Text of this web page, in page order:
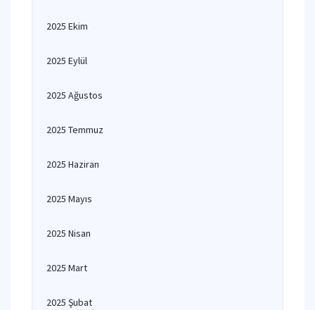
2025 Ekim
2025 Eylül
2025 Ağustos
2025 Temmuz
2025 Haziran
2025 Mayıs
2025 Nisan
2025 Mart
2025 Şubat